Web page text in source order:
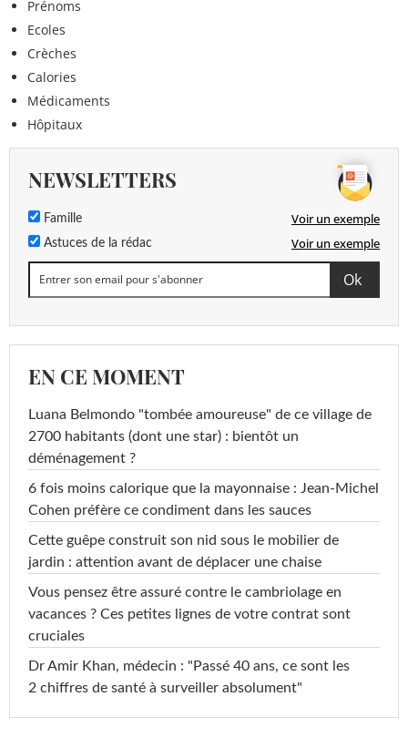
Prénoms
Ecoles
Crèches
Calories
Médicaments
Hôpitaux
NEWSLETTERS
Famille Voir un exemple
Astuces de la rédac Voir un exemple
EN CE MOMENT
Luana Belmondo "tombée amoureuse" de ce village de
2700 habitants (dont une star) : bientôt un
déménagement ?
6 fois moins calorique que la mayonnaise : Jean-Michel
Cohen préfère ce condiment dans les sauces
Cette guêpe construit son nid sous le mobilier de
jardin : attention avant de déplacer une chaise
Vous pensez être assuré contre le cambriolage en
vacances ? Ces petites lignes de votre contrat sont
cruciales
Dr Amir Khan, médecin : "Passé 40 ans, ce sont les
2 chiffres de santé à surveiller absolument"